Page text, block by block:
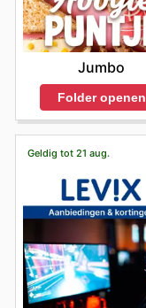
Jumbo
Folder openen
Geldig tot 21 aug.